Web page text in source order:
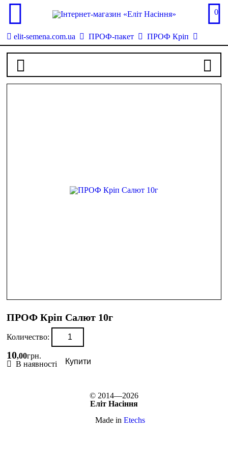
0
elit-semena.com.ua ПРОФ-пакет ПРОФ Кріп
ПРОФ Кріп Салют 10г
Количество:
10,00грн.
В наявності
Купити
© 2014—2026
Еліт Насіння
Made in Etechs